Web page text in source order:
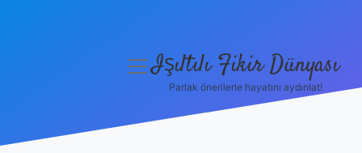
menüyüIşıltılı Fikir Dünyası
Parlak önerilerle hayatını aydınlat!